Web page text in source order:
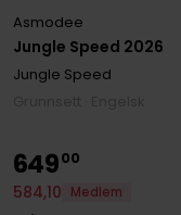
Jungle Speed 2026
Asmodee
Jungle Speed
64900
584,10
Medlem